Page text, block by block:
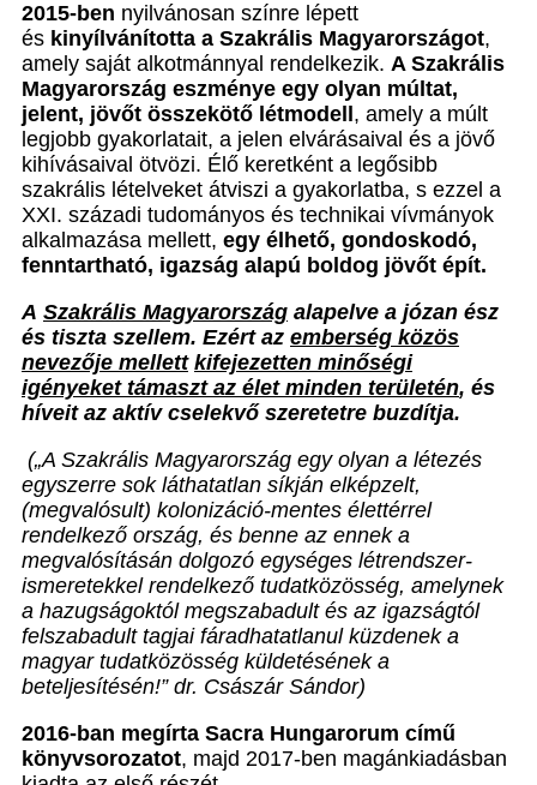
2015-ben nyilvánosan színre lépett
és kinyílvánította a Szakrális Magyarországot,
amely saját alkotmánnyal rendelkezik. A Szakrális
Magyarország eszménye egy olyan múltat,
jelent, jövőt összekötő létmodell , amely a múlt
legjobb gyakorlatait, a jelen elvárásaival és a jövő
kihívásaival ötvözi. Élő keretként a legősibb
szakrális lételveket átviszi a gyakorlatba, s ezzel a
XXI. századi tudományos és technikai vívmányok
alkalmazása mellett, egy élhető, gondoskodó,
fenntartható, igazság alapú boldog jövőt épít.
A Szakrális Magyarország alapelve a józan ész
és tiszta szellem. Ezért az emberség közös
nevezője mellett kifejezetten minőségi
igényeket támaszt az élet minden területén, és
híveit az aktív cselekvő szeretetre buzdítja.
(„A Szakrális Magyarország egy olyan a létezés
egyszerre sok láthatatlan síkján elképzelt,
(megvalósult) kolonizáció-mentes élettérrel
rendelkező ország, és benne az ennek a
megvalósításán dolgozó egységes létrendszer-
ismeretekkel rendelkező tudatközösség, amelynek
a hazugságoktól megszabadult és az igazságtól
felszabadult tagjai fáradhatatlanul küzdenek a
magyar tudatközösség küldetésének a
beteljesítésén!” dr. Császár Sándor)
2016-ban megírta Sacra Hungarorum című
könyvsorozatot, majd 2017-ben magánkiadásban